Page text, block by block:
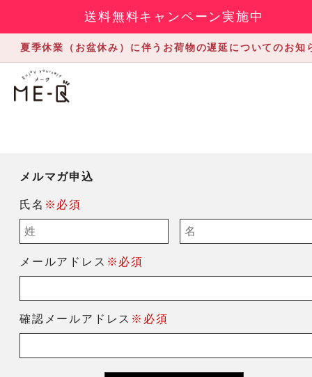
送料無料キャンペーン実施中
夏季休業（お盆休み）に伴うお荷物の遅延についてのお知
メルマガ申込
氏名 ※必須
メールアドレス ※必須
確認メールアドレス ※必須